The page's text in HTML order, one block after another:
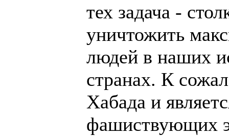
тех задача -
уничтожить
людей в наших
странах. К
Хабада и
фашиствующих